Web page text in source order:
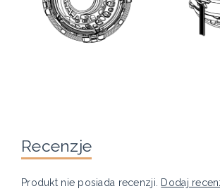
Recenzje
Produkt nie posiada recenzji. Dodaj